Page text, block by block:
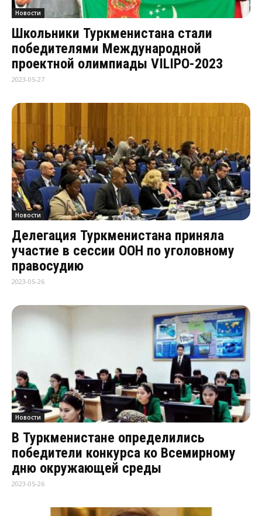
Новости
Школьники Туркменистана стали
победителями Международной
проектной олимпиады VILIPO-2023
2023-05-27
Новости
Делегация Туркменистана приняла
участие в сессии ООН по уголовному
правосудию
2023-05-26
Новости
В Туркменистане определились
победители конкурса ко Всемирному
дню окружающей среды
2023-05-26